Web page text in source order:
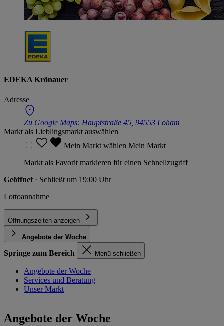
EDEKA Krönauer
Adresse
Zu Google Maps: Hauptstraße 45, 94553 Loham
Markt als Lieblingsmarkt auswählen
Mein Markt wählen Mein Markt
Markt als Favorit markieren für einen Schnellzugriff
Geöffnet · Schließt um 19:00 Uhr
Lottoannahme
Öffnungszeiten anzeigen
Angebote der Woche
Springe zum Bereich Menü schließen
Angebote der Woche
Services und Beratung
Unser Markt
Angebote der Woche